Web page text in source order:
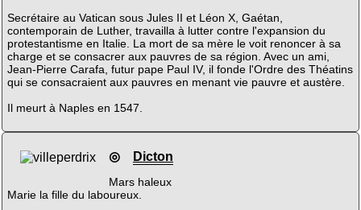
Secrétaire au Vatican sous Jules II et Léon X, Gaétan,
contemporain de Luther, travailla à lutter contre l'expansion du
protestantisme en Italie. La mort de sa mère le voit renoncer à sa
charge et se consacrer aux pauvres de sa région. Avec un ami,
Jean-Pierre Carafa, futur pape Paul IV, il fonde l'Ordre des Théatins
qui se consacraient aux pauvres en menant vie pauvre et austère.
Il meurt à Naples en 1547.
◎ Dicton
Mars haleux
Marie la fille du laboureux.